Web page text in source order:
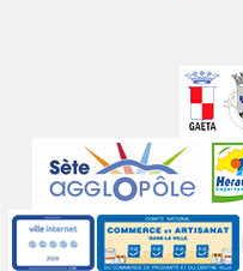
partenaires
Labels